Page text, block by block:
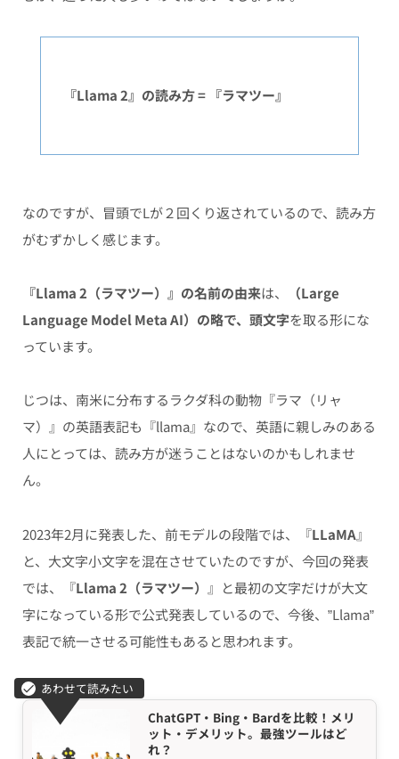
『Llama 2』の読み方 = 『ラマツー』
なのですが、冒頭でLが２回くり返されているので、読み方
がむずかしく感じます。
『Llama 2（ラマツー）』の名前の由来は、 （Large
Language Model Meta AI）の略で、頭文字を取る形にな
っています。
じつは、南米に分布するラクダ科の動物『ラマ（リャ
マ）』の英語表記も『llama』なので、英語に親しみのある
人にとっては、読み方が迷うことはないのかもしれませ
ん。
2023年2月に発表した、前モデルの段階では、『LLaMA』
と、大文字小文字を混在させていたのですが、今回の発表
では、『Llama 2（ラマツー）
』と最初の文字だけが大文
字になっている形で公式発表しているので、今後、”Llama”
表記で統一させる可能性もあると思われます。
ChatGPT・Bing・Bardを比較！メリ
ット・デメリット。最強ツールはど
れ？